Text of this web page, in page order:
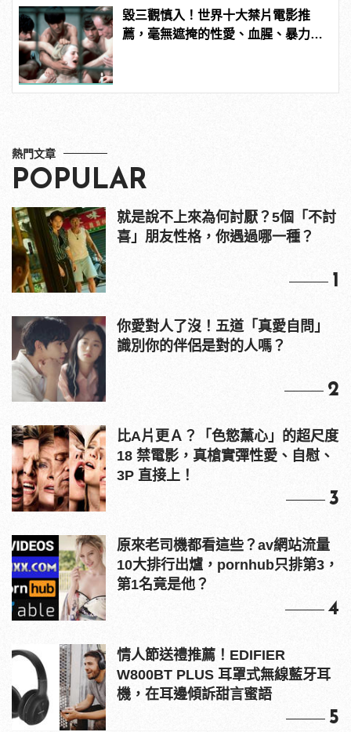
毀三觀慎入！世界十大禁片電影推
薦，毫無遮掩的性愛、血腥、暴力、
熱門文章
POPULAR
就是說不上來為何討厭？5個「不討
喜」朋友性格，你遇過哪一種？
1
你愛對人了沒！五道「真愛自問」
識別你的伴侶是對的人嗎？
2
比A片更Ａ？「色慾薰心」的超尺度
18 禁電影，真槍實彈性愛、自慰、
3P 直接上！
3
原來老司機都看這些？av網站流量
10大排行出爐，pornhub只排第3，
第1名竟是他？
4
情人節送禮推薦！EDIFIER
W800BT PLUS 耳罩式無線藍牙耳
機，在耳邊傾訴甜言蜜語
5